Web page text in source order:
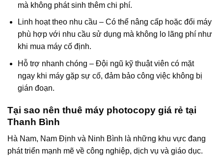
mà không phát sinh thêm chi phí.
Linh hoạt theo nhu cầu – Có thể nâng cấp hoặc đổi máy
phù hợp với nhu cầu sử dụng mà không lo lãng phí như
khi mua máy cố định.
Hỗ trợ nhanh chóng – Đội ngũ kỹ thuật viên có mặt
ngay khi máy gặp sự cố, đảm bảo công việc không bị
gián đoạn.
Tại sao nên thuê máy photocopy giá rẻ tại
Thanh Bình
Hà Nam, Nam Định và Ninh Bình là những khu vực đang
phát triển mạnh mẽ về công nghiệp, dịch vụ và giáo dục.